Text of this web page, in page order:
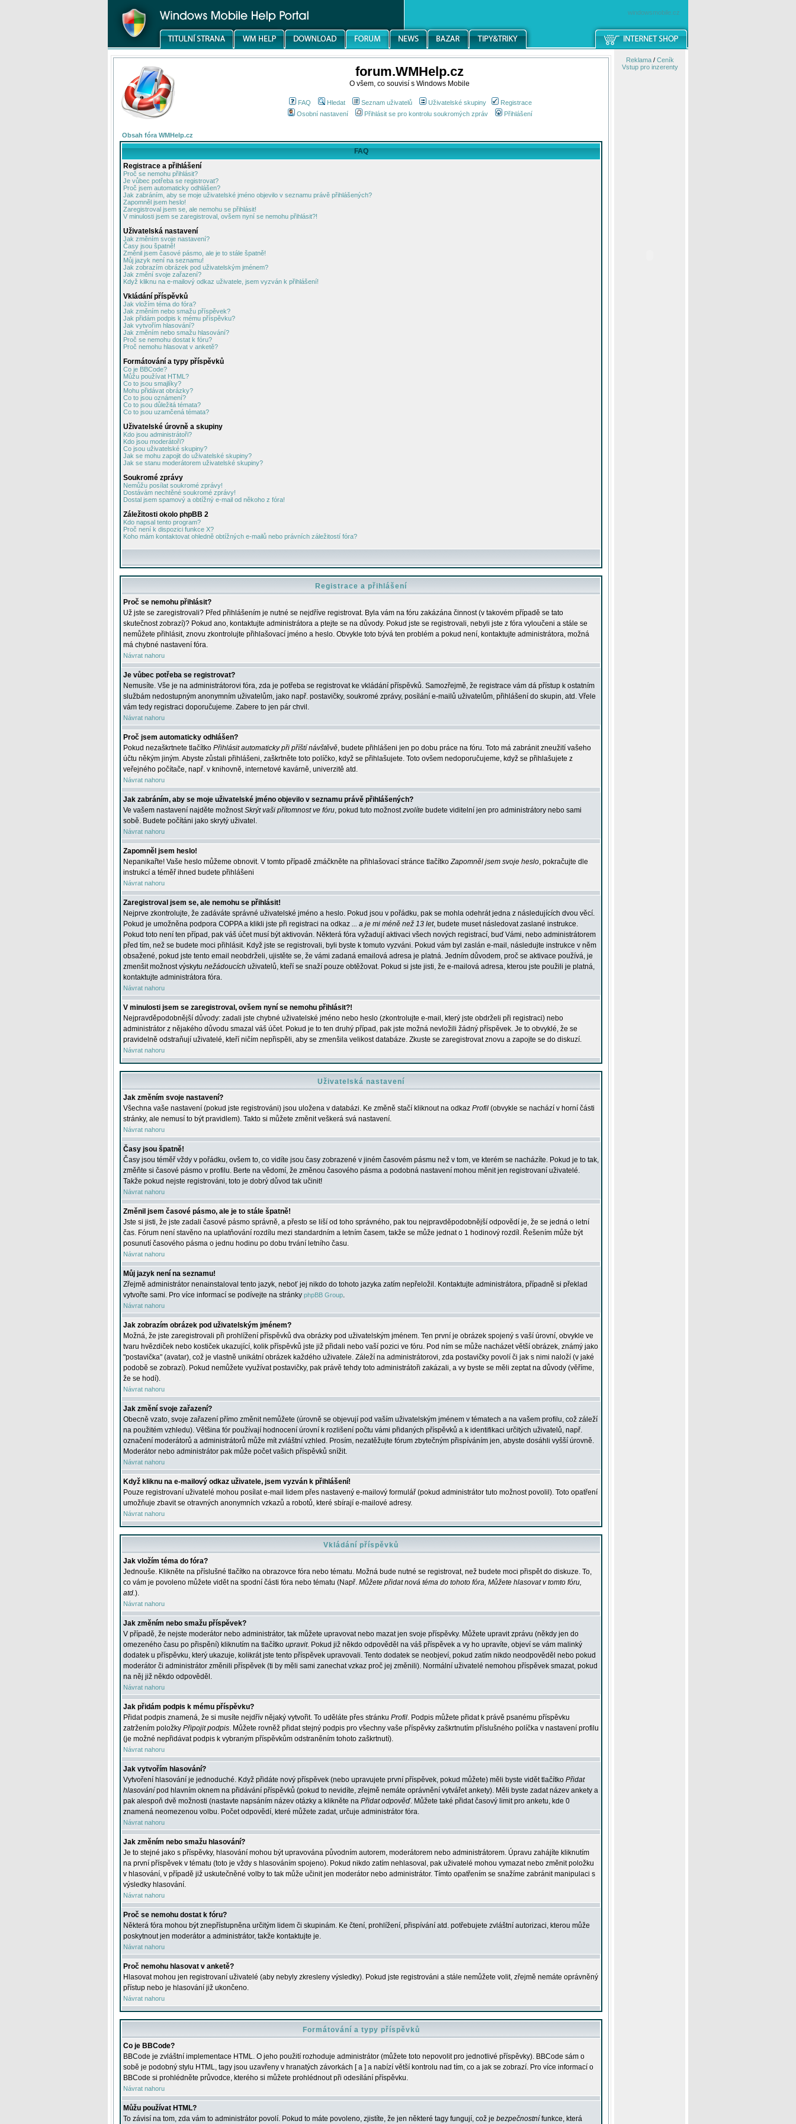
windowsmobile.cz
forum.WMHelp.cz
O všem, co souvisí s Windows Mobile
FAQ Hledat Seznam uživatelů Uživatelské skupiny
Registrace
Osobní nastavení
Přihlásit se pro kontrolu soukromých zpráv Přihlášení
Obsah fóra WMHelp.cz
FAQ
Registrace a přihlášení
Proč se nemohu přihlásit?
Je vůbec potřeba se registrovat?
Proč jsem automaticky odhlášen?
Jak zabráním, aby se moje uživatelské jméno objevilo v seznamu právě přihlášených?
Zapomněl jsem heslo!
Zaregistroval jsem se, ale nemohu se přihlásit!
V minulosti jsem se zaregistroval, ovšem nyní se nemohu přihlásit?!
Uživatelská nastavení
Jak změním svoje nastavení?
Časy jsou špatně!
Změnil jsem časové pásmo, ale je to stále špatně!
Můj jazyk není na seznamu!
Jak zobrazím obrázek pod uživatelským jménem?
Jak změní svoje zařazení?
Když kliknu na e-mailový odkaz uživatele, jsem vyzván k přihlášení!
Vkládání příspěvků
Jak vložím téma do fóra?
Jak změním nebo smažu příspěvek?
Jak přidám podpis k mému příspěvku?
Jak vytvořím hlasování?
Jak změním nebo smažu hlasování?
Proč se nemohu dostat k fóru?
Proč nemohu hlasovat v anketě?
Formátování a typy příspěvků
Co je BBCode?
Můžu používat HTML?
Co to jsou smajlíky?
Mohu přidávat obrázky?
Co to jsou oznámení?
Co to jsou důležitá témata?
Co to jsou uzamčená témata?
Uživatelské úrovně a skupiny
Kdo jsou administrátoři?
Kdo jsou moderátoři?
Co jsou uživatelské skupiny?
Jak se mohu zapojit do uživatelské skupiny?
Jak se stanu moderátorem uživatelské skupiny?
Soukromé zprávy
Nemůžu posílat soukromé zprávy!
Dostávám nechtěné soukromé zprávy!
Dostal jsem spamový a obtížný e-mail od někoho z fóra!
Záležitosti okolo phpBB 2
Kdo napsal tento program?
Proč není k dispozici funkce X?
Koho mám kontaktovat ohledně obtížných e-mailů nebo právních záležitostí fóra?
Registrace a přihlášení
Proč se nemohu přihlásit?
Už jste se zaregistrovali? Před přihlášením je nutné se nejdříve registrovat. Byla vám na fóru zakázána činnost (v takovém případě se tato
skutečnost zobrazí)? Pokud ano, kontaktujte administrátora a ptejte se na důvody. Pokud jste se registrovali, nebyli jste z fóra vyloučeni a stále se
nemůžete přihlásit, znovu zkontrolujte přihlašovací jméno a heslo. Obvykle toto bývá ten problém a pokud není, kontaktujte administrátora, možná
má chybné nastavení fóra.
Návrat nahoru
Je vůbec potřeba se registrovat?
Nemusíte. Vše je na administrátorovi fóra, zda je potřeba se registrovat ke vkládání příspěvků. Samozřejmě, že registrace vám dá přístup k ostatním
službám nedostupným anonymním uživatelům, jako např. postavičky, soukromé zprávy, posílání e-mailů uživatelům, přihlášení do skupin, atd. Vřele
vám tedy registraci doporučujeme. Zabere to jen pár chvil.
Návrat nahoru
Proč jsem automaticky odhlášen?
Pokud nezaškrtnete tlačítko Přihlásit automaticky při příští návštěvě, budete přihlášeni jen po dobu práce na fóru. Toto má zabránit zneužití vašeho
účtu někým jiným. Abyste zůstali přihlášeni, zaškrtněte toto políčko, když se přihlašujete. Toto ovšem nedoporučujeme, když se přihlašujete z
veřejného počítače, např. v knihovně, internetové kavárně, univerzitě atd.
Návrat nahoru
Jak zabráním, aby se moje uživatelské jméno objevilo v seznamu právě přihlášených?
Ve vašem nastavení najděte možnostSkrýt vaši přítomnost ve fóru, pokud tuto možnostzvolíte budete viditelní jen pro administrátory nebo sami
sobě. Budete počítáni jako skrytý uživatel.
Návrat nahoru
Zapomněl jsem heslo!
Nepanikařte! Vaše heslo můžeme obnovit. V tomto případě zmáčkněte na přihlašovací stránce tlačítkoZapomněl jsem svoje heslo, pokračujte dle
instrukcí a téměř ihned budete přihlášeni
Návrat nahoru
Zaregistroval jsem se, ale nemohu se přihlásit!
Nejprve zkontrolujte, že zadáváte správné uživatelské jméno a heslo. Pokud jsou v pořádku, pak se mohla odehrát jedna z následujících dvou věcí.
Pokud je umožněna podpora COPPA a klikli jste při registraci na odkaz ... a je mi méně než 13 let, budete muset následovat zaslané instrukce.
Pokud toto není ten případ, pak váš účet musí být aktivován. Některá fóra vyžadují aktivaci všech nových registrací, buď Vámi, nebo administrátorem
před tím, než se budete moci přihlásit. Když jste se registrovali, byli byste k tomuto vyzváni. Pokud vám byl zaslán e-mail, následujte instrukce v něm
obsažené, pokud jste tento email neobdrželi, ujistěte se, že vámi zadaná emailová adresa je platná. Jedním důvodem, proč se aktivace používá, je
zmenšit možnost výskytu nežádoucích uživatelů, kteří se snaží pouze obtěžovat. Pokud si jste jisti, že e-mailová adresa, kterou jste použili je platná,
kontaktujte administrátora fóra.
Návrat nahoru
V minulosti jsem se zaregistroval, ovšem nyní se nemohu přihlásit?!
Nejpravděpodobnější důvody: zadali jste chybné uživatelské jméno nebo heslo (zkontrolujte e-mail, který jste obdrželi při registraci) nebo
administrátor z nějakého důvodu smazal váš účet. Pokud je to ten druhý případ, pak jste možná nevložili žádný příspěvek. Je to obvyklé, že se
pravidelně odstraňují uživatelé, kteří ničím nepřispěli, aby se zmenšila velikost databáze. Zkuste se zaregistrovat znovu a zapojte se do diskuzí.
Návrat nahoru
Uživatelská nastavení
Jak změním svoje nastavení?
Všechna vaše nastavení (pokud jste registrováni) jsou uložena v databázi. Ke změně stačí kliknout na odkaz Profil (obvykle se nachází v horní části
stránky, ale nemusí to být pravidlem). Takto si můžete změnit veškerá svá nastavení.
Návrat nahoru
Časy jsou špatně!
Časy jsou téměř vždy v pořádku, ovšem to, co vidíte jsou časy zobrazené v jiném časovém pásmu než v tom, ve kterém se nacházíte. Pokud je to tak,
změňte si časové pásmo v profilu. Berte na vědomí, že změnou časového pásma a podobná nastavení mohou měnit jen registrovaní uživatelé.
Takže pokud nejste registrováni, toto je dobrý důvod tak učinit!
Návrat nahoru
Změnil jsem časové pásmo, ale je to stále špatně!
Jste si jisti, že jste zadali časové pásmo správně, a přesto se liší od toho správného, pak tou nejpravděpodobnější odpovědí je, že se jedná o letní
čas. Fórum není stavěno na uplatňování rozdílu mezi standardním a letním časem, takže se může jednat o 1 hodinový rozdíl. Řešením může být
posunutí časového pásma o jednu hodinu po dobu trvání letního času.
Návrat nahoru
Můj jazyk není na seznamu!
Zřejmě administrátor nenainstaloval tento jazyk, neboť jej nikdo do tohoto jazyka zatím nepřeložil. Kontaktujte administrátora, případně si překlad
vytvořte sami. Pro více informací se podívejte na stránky phpBB Group.
Návrat nahoru
Jak zobrazím obrázek pod uživatelským jménem?
Možná, že jste zaregistrovali při prohlížení příspěvků dva obrázky pod uživatelským jménem. Ten první je obrázek spojený s vaší úrovní, obvykle ve
tvaru hvězdiček nebo kostiček ukazující, kolik příspěvků jste již přidali nebo vaší pozici ve fóru. Pod ním se může nacházet větší obrázek, známý jako
"postavička" (avatar), což je vlastně unikátní obrázek každého uživatele. Záleží na administrátorovi, zda postavičky povolí či jak s nimi naloží (v jaké
podobě se zobrazí). Pokud nemůžete využívat postavičky, pak právě tehdy toto administrátoři zakázali, a vy byste se měli zeptat na důvody (věříme,
že se hodí).
Návrat nahoru
Jak změní svoje zařazení?
Obecně vzato, svoje zařazení přímo změnit nemůžete (úrovně se objevují pod vaším uživatelským jménem v tématech a na vašem profilu, což záleží
na použitém vzhledu). Většina fór používají hodnocení úrovní k rozlišení počtu vámi přidaných příspěvků a k identifikaci určitých uživatelů, např.
označení moderátorů a administrátorů může mít zvláštní vzhled. Prosím, nezatěžujte fórum zbytečným přispíváním jen, abyste dosáhli vyšší úrovně.
Moderátor nebo administrátor pak může počet vašich příspěvků snížit.
Návrat nahoru
Když kliknu na e-mailový odkaz uživatele, jsem vyzván k přihlášení!
Pouze registrovaní uživatelé mohou posílat e-mail lidem přes nastavený e-mailový formulář (pokud administrátor tuto možnost povolil). Toto opatření
umožňuje zbavit se otravných anonymních vzkazů a robotů, které sbírají e-mailové adresy.
Návrat nahoru
Vkládání příspěvků
Jak vložím téma do fóra?
Jednouše. Klikněte na příslušné tlačítko na obrazovce fóra nebo tématu. Možná bude nutné se registrovat, než budete moci přispět do diskuze. To,
co vám je povoleno můžete vidět na spodní části fóra nebo tématu (Např. Můžete přidat nová téma do tohoto fóra, Můžete hlasovat v tomto fóru,
atd.).
Návrat nahoru
Jak změním nebo smažu příspěvek?
V případě, že nejste moderátor nebo administrátor, tak můžete upravovat nebo mazat jen svoje příspěvky. Můžete upravit zprávu (někdy jen do
omezeného času po přispění) kliknutím na tlačítko upravit. Pokud již někdo odpověděl na váš příspěvek a vy ho upravíte, objeví se vám malinký
dodatek u příspěvku, který ukazuje, kolikrát jste tento příspěvek upravovali. Tento dodatek se neobjeví, pokud zatím nikdo neodpověděl nebo pokud
moderátor či administrátor změnili příspěvek (ti by měli sami zanechat vzkaz proč jej změnili). Normální uživatelé nemohou příspěvek smazat, pokud
na něj již někdo odpověděl.
Návrat nahoru
Jak přidám podpis k mému příspěvku?
Přidat podpis znamená, že si musíte nejdřív nějaký vytvořit. To uděláte přes stránku Profil. Podpis můžete přidat k právě psanému příspěvku
zatržením položky Připojit podpis. Můžete rovněž přidat stejný podpis pro všechny vaše příspěvky zaškrtnutím příslušného políčka v nastavení profilu
(je možné nepřidávat podpis k vybraným příspěvkům odstraněním tohoto zaškrtnutí).
Návrat nahoru
Jak vytvořím hlasování?
Vytvoření hlasování je jednoduché. Když přidáte nový příspěvek (nebo upravujete první příspěvek, pokud můžete) měli byste vidět tlačítko Přidat
hlasování pod hlavním oknem na přidávání příspěvků (pokud to nevidíte, zřejmě nemáte oprávnění vytvářet ankety). Měli byste zadat název ankety a
pak alespoň dvě možnosti (nastavte napsáním název otázky a klikněte na Přidat odpověď. Můžete také přidat časový limit pro anketu, kde 0
znamená neomezenou volbu. Počet odpovědí, které můžete zadat, určuje administrátor fóra.
Návrat nahoru
Jak změním nebo smažu hlasování?
Je to stejné jako s příspěvky, hlasování mohou být upravována původním autorem, moderátorem nebo administrátorem. Úpravu zahájíte kliknutím
na první příspěvek v tématu (toto je vždy s hlasováním spojeno). Pokud nikdo zatím nehlasoval, pak uživatelé mohou vymazat nebo změnit položku
v hlasování, v případě již uskutečněné volby to tak může učinit jen moderátor nebo administrátor. Tímto opatřením se snažíme zabránit manipulaci s
výsledky hlasování.
Návrat nahoru
Proč se nemohu dostat k fóru?
Některá fóra mohou být znepřístupněna určitým lidem či skupinám. Ke čtení, prohlížení, přispívání atd. potřebujete zvláštní autorizaci, kterou může
poskytnout jen moderátor a administrátor, takže kontaktujte je.
Návrat nahoru
Proč nemohu hlasovat v anketě?
Hlasovat mohou jen registrovaní uživatelé (aby nebyly zkresleny výsledky). Pokud jste registrováni a stále nemůžete volit, zřejmě nemáte oprávněný
přístup nebo je hlasování již ukončeno.
Návrat nahoru
Formátování a typy příspěvků
Co je BBCode?
BBCode je zvláštní implementace HTML. O jeho použití rozhoduje administrátor (můžete toto nepovolit pro jednotlivé příspěvky). BBCode sám o
sobě je podobný stylu HTML, tagy jsou uzavřeny v hranatých závorkách [ a ] a nabízí větší kontrolu nad tím, co a jak se zobrazí. Pro více informací o
BBCode si prohlédněte průvodce, kterého si můžete prohlédnout při odesílání příspěvku.
Návrat nahoru
Můžu používat HTML?
To závisí na tom, zda vám to administrátor povolí. Pokud to máte povoleno, zjistíte, že jen některé tagy fungují, což je bezpečnostní funkce, která
Reklama/ Ceník
Vstup pro inzerenty